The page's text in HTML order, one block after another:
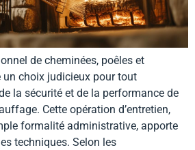
de cheminées, poêles et
un choix judicieux pour tout
la sécurité et de la performance de
Cette opération d’entretien,
formalité administrative, apporte
techniques. Selon les